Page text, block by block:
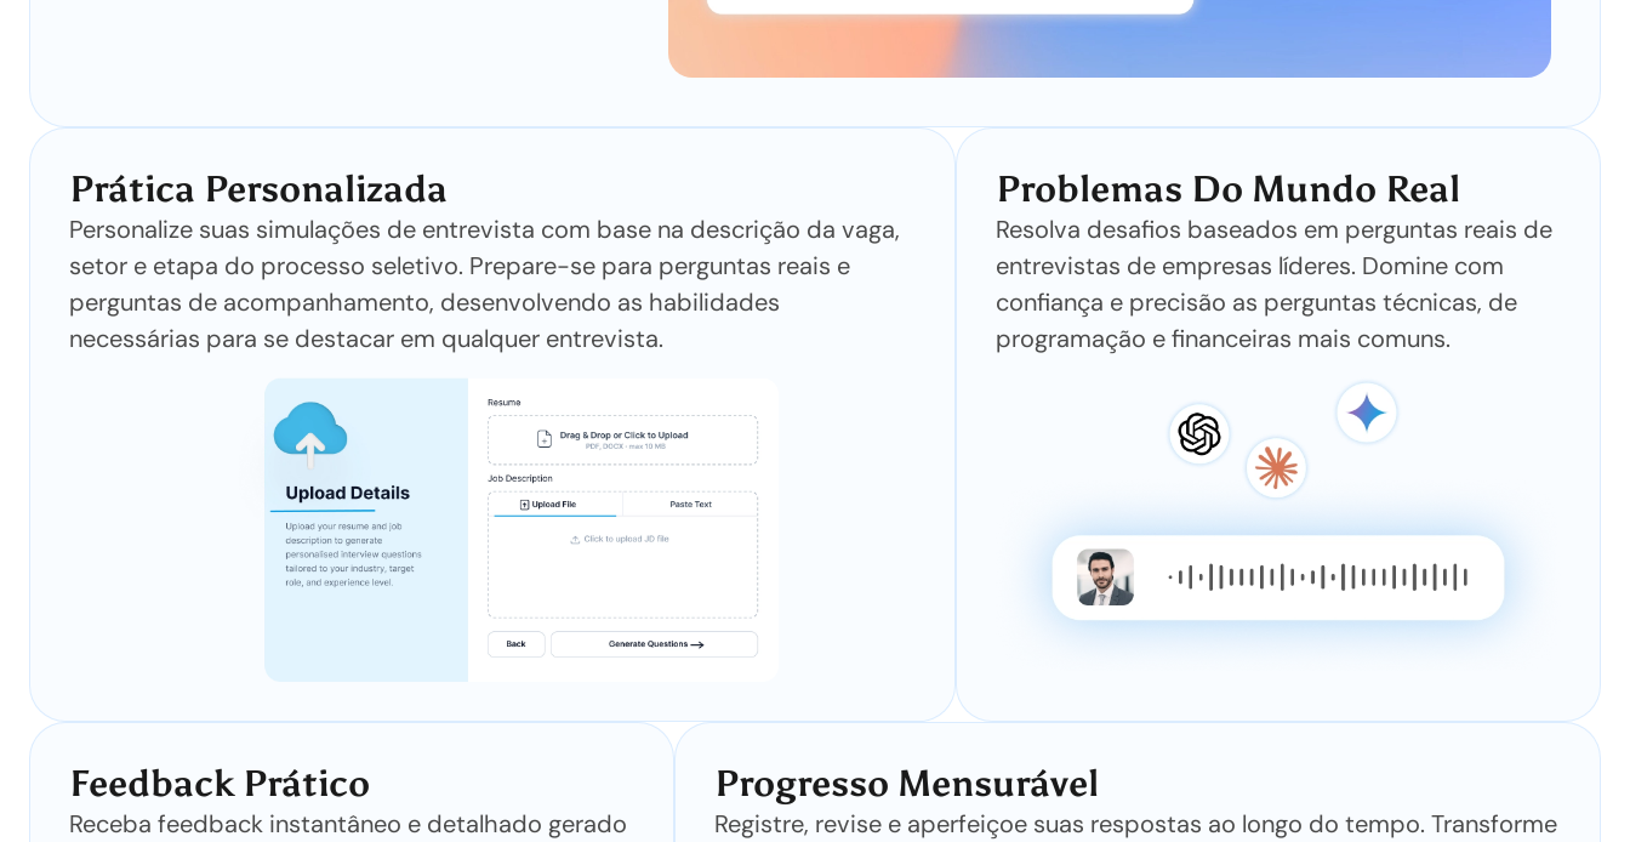
Prática Personalizada
Personalize suas simulações de entrevista com base na descrição da vaga,
setor e etapa do processo seletivo. Prepare-se para perguntas reais e
perguntas de acompanhamento, desenvolvendo as habilidades
necessárias para se destacar em qualquer entrevista.
Problemas Do Mundo Real
Resolva desafios baseados em perguntas reais de
entrevistas de empresas líderes. Domine com
confiança e precisão as perguntas técnicas, de
programação e financeiras mais comuns.
Feedback Prático
Receba feedback instantâneo e detalhado gerado
Progresso Mensurável
Registre, revise e aperfeiçoe suas respostas ao longo do tempo. Transforme